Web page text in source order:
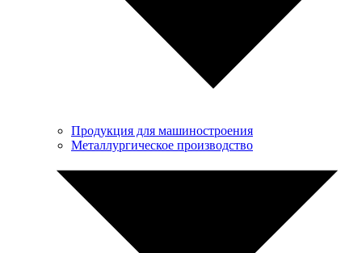
Продукция для машиностроения
Металлургическое производство